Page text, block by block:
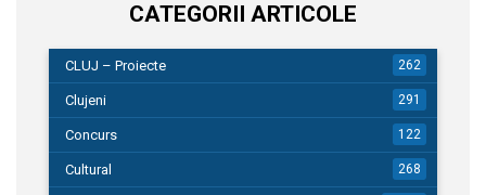
CATEGORII ARTICOLE
CLUJ – Proiecte 262
Clujeni 291
Concurs 122
Cultural 268